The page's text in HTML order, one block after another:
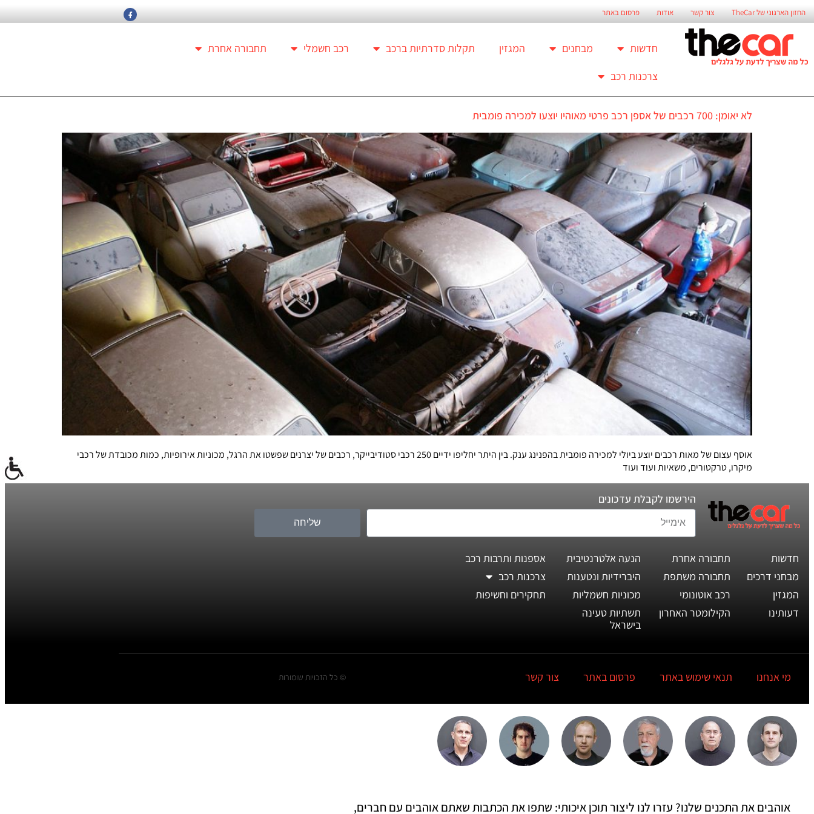
החזון הארגוני של TheCar צור קשר אודות פרסום באתר
חדשות מבחנים המגזין תקלות סדרתיות ברכב רכב חשמלי
תחבורה אחרת
צרכנות רכב
לא יאומן: 700 רכבים של אספן רכב פרטי מאוהיו יוצעו למכירה פומבית
אוסף עצום של מאות רכבים יוצע ביולי למכירה פומבית בהפנינג ענק. בין היתר יחליפו ידיים 250 רכבי סטודיבייקר, רכבים של יצרנים שפשטו את הרגל, מכוניות אירופיות, כמות מכובדת של רכבי
מיקרו, טרקטורים, משאיות ועוד ועוד
הירשמו לקבלת עדכונים
שליחה
חדשות
מבחני דרכים
המגזין
דעותינו
תחבורה אחרת
תחבורה משתפת
רכב אוטונומי
הקילומטר האחרון
הנעה אלטרנטיבית
היברידיות ונטענות
מכוניות חשמליות
תשתיות טעינה
בישראל
אספנות ותרבות רכב
צרכנות רכב
תחקירים וחשיפות
מי אנחנו תנאי שימוש באתר פרסום באתר צור קשר © כל הזכויות שומורות
אוהבים את התכנים שלנו? עזרו לנו ליצור תוכן איכותי: שתפו את הכתבות שאתם אוהבים עם חברים,